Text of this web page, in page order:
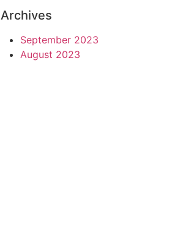
Archives
September 2023
August 2023